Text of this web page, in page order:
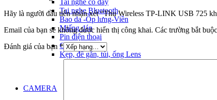
Tai nghe có dây
Tai nghe Bluetooth
Bao da -Ốp lưng-Viền
Miếng dán
Pin điện thoại
Gậy chụp hình
Kẹp, đế gắn, túi, ống Lens
CAMERA
Hãy là người đầu tiên nhận xét “Thu Wireless TP-LINK USB 725
Email của bạn sẽ không được hiển thị công khai. Các trường bắt
Đánh giá của bạn *